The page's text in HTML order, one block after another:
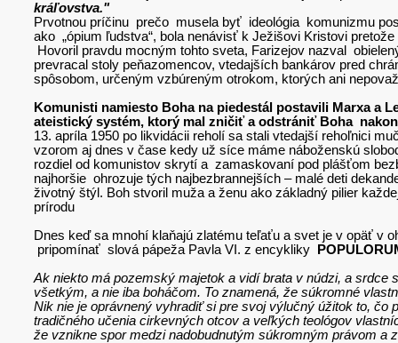
kráľovstva."
Prvotnou príčinu prečo musela byť ideológia komunizmu
ako „ópium ľudstva“, bola nenávisť k Ježišovi Kristovi
Hovoril pravdu mocným tohto sveta, Farizejov nazval
prevracal stoly peňazomencov, vtedajších bankárov pred
spôsobom, určeným vzbúreným otrokom, ktorých ani
Komunisti namiesto Boha na piedestál postavili Marxa a
ateistický systém, ktorý mal zničiť a odstrániť Boha
13. apríla 1950 po likvidácii reholí sa stali vtedajší rehoľnici
vzorom aj dnes v čase kedy už síce máme náboženskú
rozdiel od komunistov skrytí a zamaskovaní pod plášťom
najhoršie ohrozuje tých najbezbrannejších – malé deti
životný štýl. Boh stvoril muža a ženu ako základný pilier
prírodu
Dnes keď sa mnohí klaňajú zlatému teľaťu a svet je v opäť v
pripomínať slová pápeža Pavla VI. z encykliky
Ak niekto má pozemský majetok a vidí brata v núdzi, a
všetkým, a nie iba boháčom. To znamená, že súkromné
Nik nie je oprávnený vyhradiť si pre svoj výlučný úžitok to, čo
tradičného učenia cirkevných otcov a veľkých teológov
že vznikne spor medzi nadobudnutým súkromným právom a